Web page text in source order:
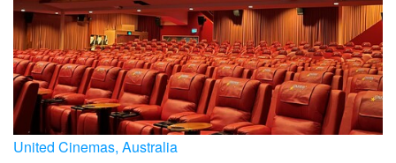
United Cinemas, Australia